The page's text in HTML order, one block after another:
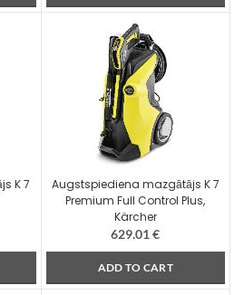
K 7
Augstspiediena mazgātājs K 7
Premium Full Control Plus,
Kärcher
629.01€
ADD TO CART